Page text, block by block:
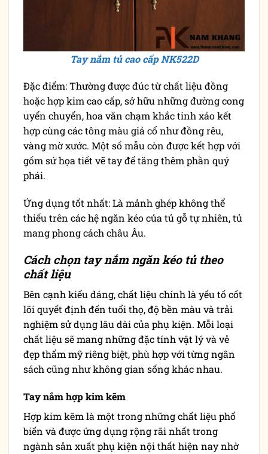
Tay nắm tủ cao cấp NK522D
Đặc điểm: Thường được đúc từ chất liệu đồng
hoặc hợp kim cao cấp, sở hữu những đường cong
uyển chuyển, hoa văn chạm khắc tinh xảo kết
hợp cùng các tông màu giả cổ như đồng rêu,
vàng mờ xước. Một số mẫu còn được kết hợp với
gốm sứ họa tiết vẽ tay để tăng thêm phần quý
phái.
Ứng dụng tốt nhất: Là mảnh ghép không thể
thiếu trên các hệ ngăn kéo của tủ gỗ tự nhiên, tủ
mang phong cách châu Âu.
Cách chọn tay nắm ngăn kéo tủ theo
chất liệu
Bên cạnh kiểu dáng, chất liệu chính là yếu tố cốt
lõi quyết định đến tuổi thọ, độ bền màu và trải
nghiệm sử dụng lâu dài của phụ kiện. Mỗi loại
chất liệu sẽ mang những đặc tính vật lý và vẻ
đẹp thẩm mỹ riêng biệt, phù hợp với từng ngân
sách cũng như không gian sống khác nhau.
Tay nắm hợp kim kẽm
Hợp kim kẽm là một trong những chất liệu phổ
biến và được ứng dụng rộng rãi nhất trong
ngành sản xuất phụ kiện nội thất hiện nay nhờ